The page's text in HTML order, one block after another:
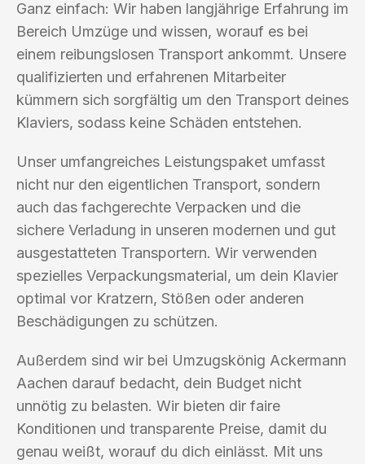
Ganz einfach: Wir haben langjährige Erfahrung im
Bereich Umzüge und wissen, worauf es bei
einem reibungslosen Transport ankommt. Unsere
qualifizierten und erfahrenen Mitarbeiter
kümmern sich sorgfältig um den Transport deines
Klaviers, sodass keine Schäden entstehen.
Unser umfangreiches Leistungspaket umfasst
nicht nur den eigentlichen Transport, sondern
auch das fachgerechte Verpacken und die
sichere Verladung in unseren modernen und gut
ausgestatteten Transportern. Wir verwenden
spezielles Verpackungsmaterial, um dein Klavier
optimal vor Kratzern, Stößen oder anderen
Beschädigungen zu schützen.
Außerdem sind wir bei Umzugskönig Ackermann
Aachen darauf bedacht, dein Budget nicht
unnötig zu belasten. Wir bieten dir faire
Konditionen und transparente Preise, damit du
genau weißt, worauf du dich einlässt. Mit uns